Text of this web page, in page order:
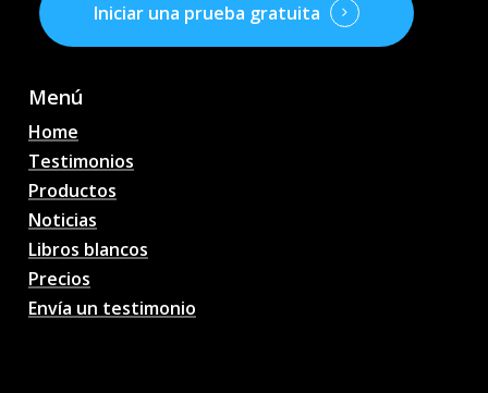
Iniciar una prueba gratuita
Menú
Home
Testimonios
Productos
Noticias
Libros blancos
Precios
Envía un testimonio